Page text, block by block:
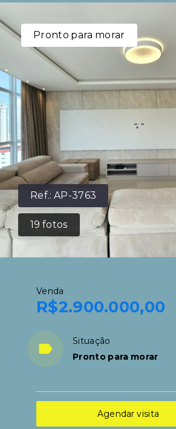
Ref.:AP-3763
19 fotos
Pronto para morar
Venda
R$2.900.000,00
Situação
Pronto para morar
Agendar visita